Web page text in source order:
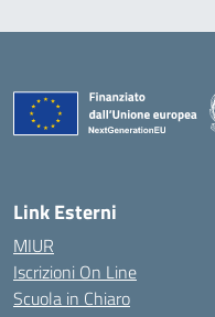
Link Esterni
MIUR
Iscrizioni On Line
Scuola in Chiaro